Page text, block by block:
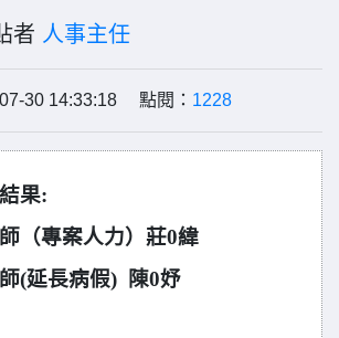
者 人事主任
30 14:33:18 點閱： 1228
果:
（專案人力）莊0緯
(延長病假) 陳0妤